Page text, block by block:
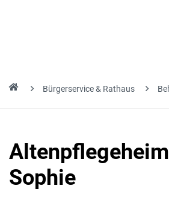
Bürgerservice & Rathaus
Sophie